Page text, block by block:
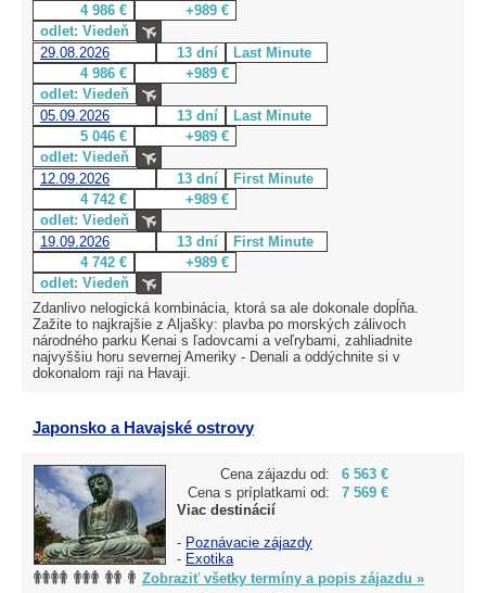
4 986 €
+989 €
odlet: Viedeň
29.08.2026
13 dní
Last Minute
4 986 €
+989 €
odlet: Viedeň
05.09.2026
13 dní
Last Minute
5 046 €
+989 €
odlet: Viedeň
12.09.2026
13 dní
First Minute
4 742 €
+989 €
odlet: Viedeň
19.09.2026
13 dní
First Minute
4 742 €
+989 €
odlet: Viedeň
Zdanlivo nelogická kombinácia, ktorá sa ale dokonale dopĺňa.
Zažite to najkrajšie z Aljašky: plavba po morských zálivoch
národného parku Kenai s ľadovcami a veľrybami, zahliadnite
najvyššiu horu severnej Ameriky - Denali a oddýchnite si v
dokonalom raji na Havaji.
Japonsko a Havajské ostrovy
Cena zájazdu od:
6 563 €
Cena s príplatkami od:
7 569 €
Viac destinácií
- Poznávacie zájazdy
- Exotika
Zobraziť všetky termíny a popis zájazdu »